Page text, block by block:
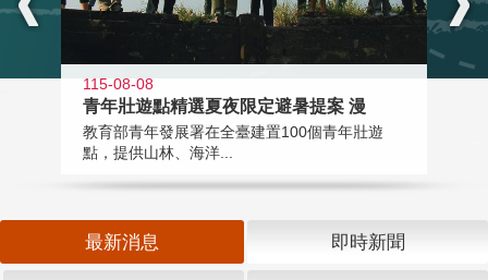
115-08-08
青年壯遊點精選夏夜限定避暑提案 漫
教育部青年發展署在全臺建置100個青年壯遊
點，提供山林、海洋...
最新消息 即時新聞